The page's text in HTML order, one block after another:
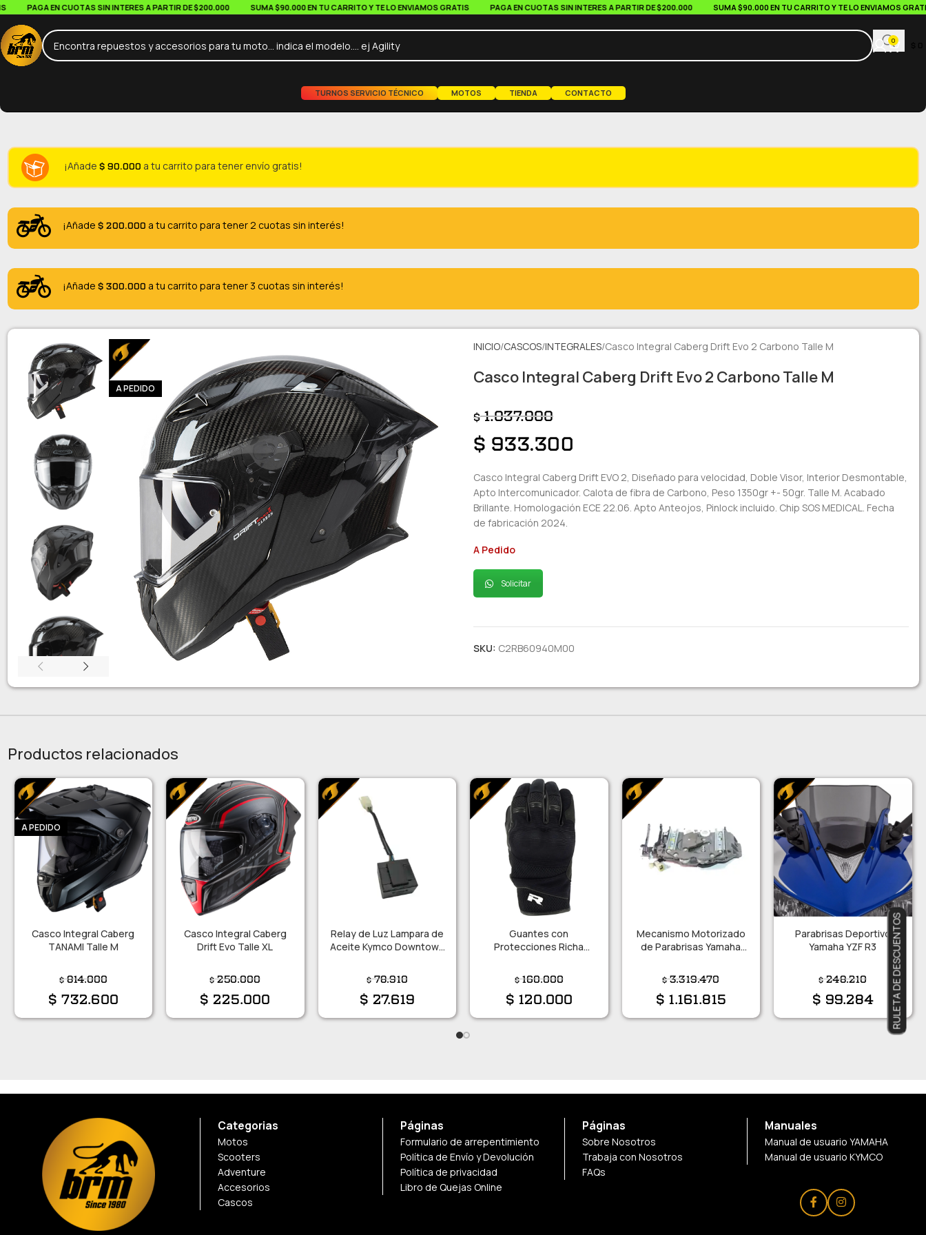
PAGA EN CUOTAS SIN INTERES A PARTIR DE $200.000 SUMA $90.000 EN TU CARRITO Y TE LO ENVIAMOS GRATIS PAGA EN CUOTAS SIN INTERES A PARTIR DE $200.000 SUMA $90.000 EN TU CARRITO Y TE LO ENVIAMOS GRATIS
0
TURNOS SERVICIO TÉCNICO MOTOS TIENDA CONTACTO
¡Añade $90.000 a tu carrito para tener envío gratis!
¡Añade $200.000 a tu carrito para tener 2 cuotas sin interés!
¡Añade $300.000 a tu carrito para tener 3 cuotas sin interés!
A PEDIDO
INICIO CASCOS INTEGRALES Casco Integral Caberg Drift Evo 2 Carbono Talle M
Casco Integral Caberg Drift Evo 2 Carbono Talle M
$1.037.000
$ 933.300
Casco Integral Caberg Drift EVO 2, Diseñado para velocidad, Doble Visor, Interior Desmontable,
Apto Intercomunicador. Calota de fibra de Carbono, Peso 1350gr +- 50gr. Talle M. Acabado
Brillante. Homologación ECE 22.06. Apto Anteojos, Pinlock incluido. Chip SOS MEDICAL. Fecha
de fabricación 2024.
A Pedido
Solicitar
SKU: C2RB60940M00
Productos relacionados
A PEDIDO
Casco Integral Caberg
TANAMI Talle M
$814.000
$ 732.600
Casco Integral Caberg
Drift Evo Talle XL
$250.000
$ 225.000
Relay de Luz Lampara de
Aceite Kymco Downtown
$78.910
$ 27.619
Guantes con
Protecciones Richa
$160.000
$ 120.000
Mecanismo Motorizado
de Parabrisas Yamaha
$3.319.470
$ 1.161.815
Parabrisas Deportivo
Yamaha YZF R3
$248.210
$ 99.284
Categorias
Motos
Scooters
Adventure
Accesorios
Cascos
Páginas
Formulario de arrepentimiento
Política de Envío y Devolución
Política de privacidad
Libro de Quejas Online
Páginas
Sobre Nosotros
Trabaja con Nosotros
FAQs
Manuales
Manual de usuario YAMAHA
Manual de usuario KYMCO
RULETA DE DESCUENTOS